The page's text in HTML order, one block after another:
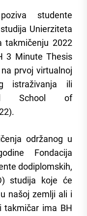
studente
Unierziteta
takmičenju 2022
3 Minute Thesis
prvoj virtualnoj
istraživanja ili
School of
održanog u
Fondacija
dodiplomskih,
studija koje će
našoj zemlji ali i
takmičar ima BH